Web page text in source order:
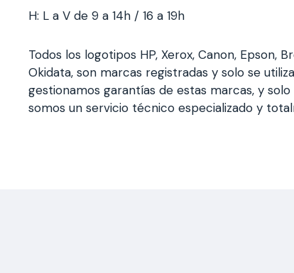
H: L a V de 9 a 14h / 16 a 19h
Todos los logotipos HP, Xerox, Canon, Epson,
Okidata, son marcas registradas y solo se
gestionamos garantías de estas marcas, y
somos un servicio técnico especializado y